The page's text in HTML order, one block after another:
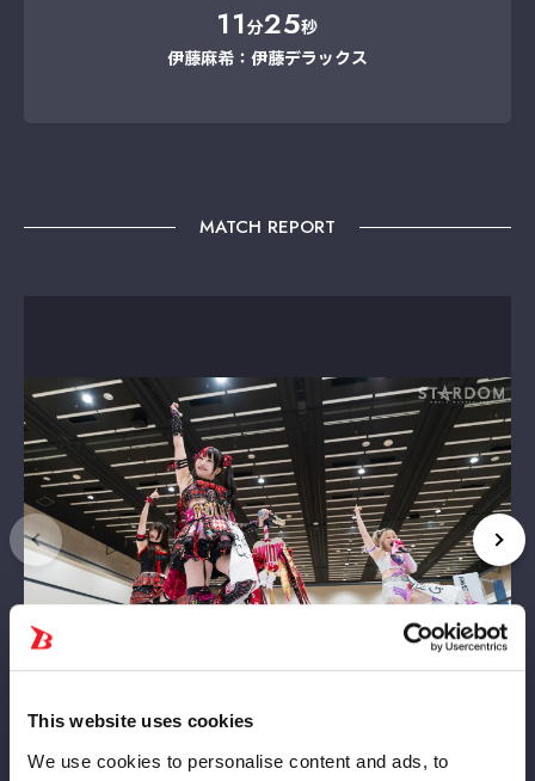
This website uses cookies
We use cookies to personalise content and ads, to
11分25秒
伊藤麻希：伊藤デラックス
MATCH REPORT